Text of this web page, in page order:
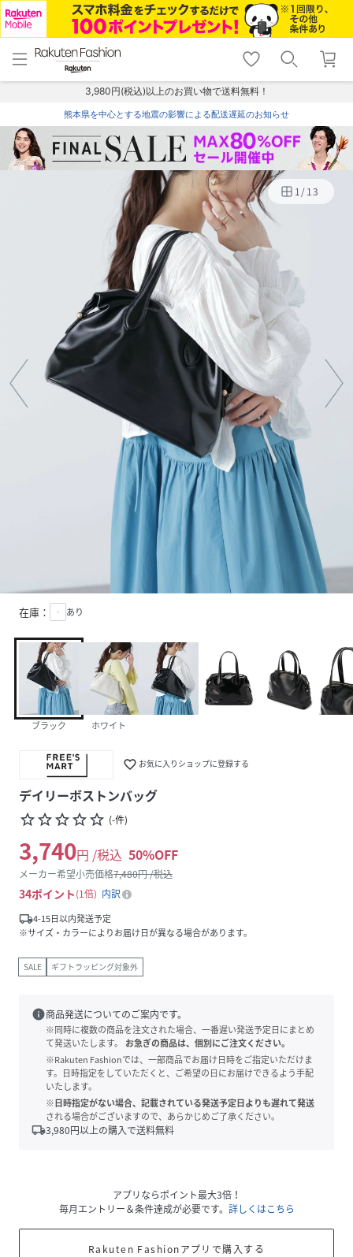
menu home
トップ
shopping_cart lock_outline
ログイン
3,980円(税込)以上のお買い物で送料無料！
熊本県を中心とする地震の影響による配送遅延のお知らせ
1/13
在庫： ‐ あり
ブラック ホワイト
favorite_border お気に入りショップに登録する
デイリーボストンバッグ
star_borderstar_borderstar_borderstar_borderstar_border (-件)
3,740円 /税込 50%OFF
メーカー希望小売価格7,480円 /税込
34ポイント 1倍
内訳
local_shipping4-15日以内発送予定
※サイズ・カラーによりお届け日が異なる場合があります。
SALE ギフトラッピング対象外
info商品発送についてのご案内です。
※同時に複数の商品を注文された場合、一番遅い発送予定日にまとめ
て発送いたします。
お急ぎの商品は、個別にご注文ください。
※Rakuten Fashionでは、一部商品でお届け日時をご指定いただけま
す。日時指定をしていただくと、ご希望の日にお届けできるよう手配
いたします。
※日時指定がない場合、記載されている発送予定日よりも遅れて発送
される場合がございますので、あらかじめご了承ください。
local_shipping3,980円以上の購入で送料無料
アプリならポイント最大3倍！
毎月エントリー＆条件達成が必要です。 詳しくはこちら
Rakuten Fashionアプリで購入する